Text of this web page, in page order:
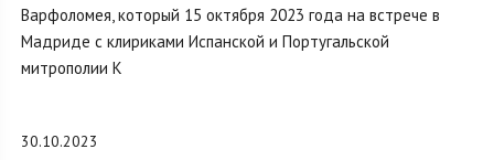
Варфоломея, который 15 октября 2023 года на встрече в
Мадриде с клириками Испанской и Португальской
митрополии К
30.10.2023